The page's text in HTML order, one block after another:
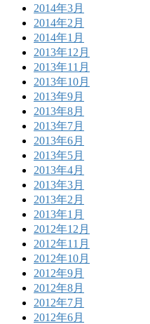
2014年3月
2014年2月
2014年1月
2013年12月
2013年11月
2013年10月
2013年9月
2013年8月
2013年7月
2013年6月
2013年5月
2013年4月
2013年3月
2013年2月
2013年1月
2012年12月
2012年11月
2012年10月
2012年9月
2012年8月
2012年7月
2012年6月